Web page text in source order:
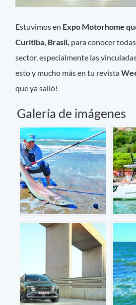
Estuvimos en Expo Motorhome
Curitiba, Brasil, para conocer
sector, especialmente las
esto y mucho más en tu revista
que ya salió!
Galería de imágenes